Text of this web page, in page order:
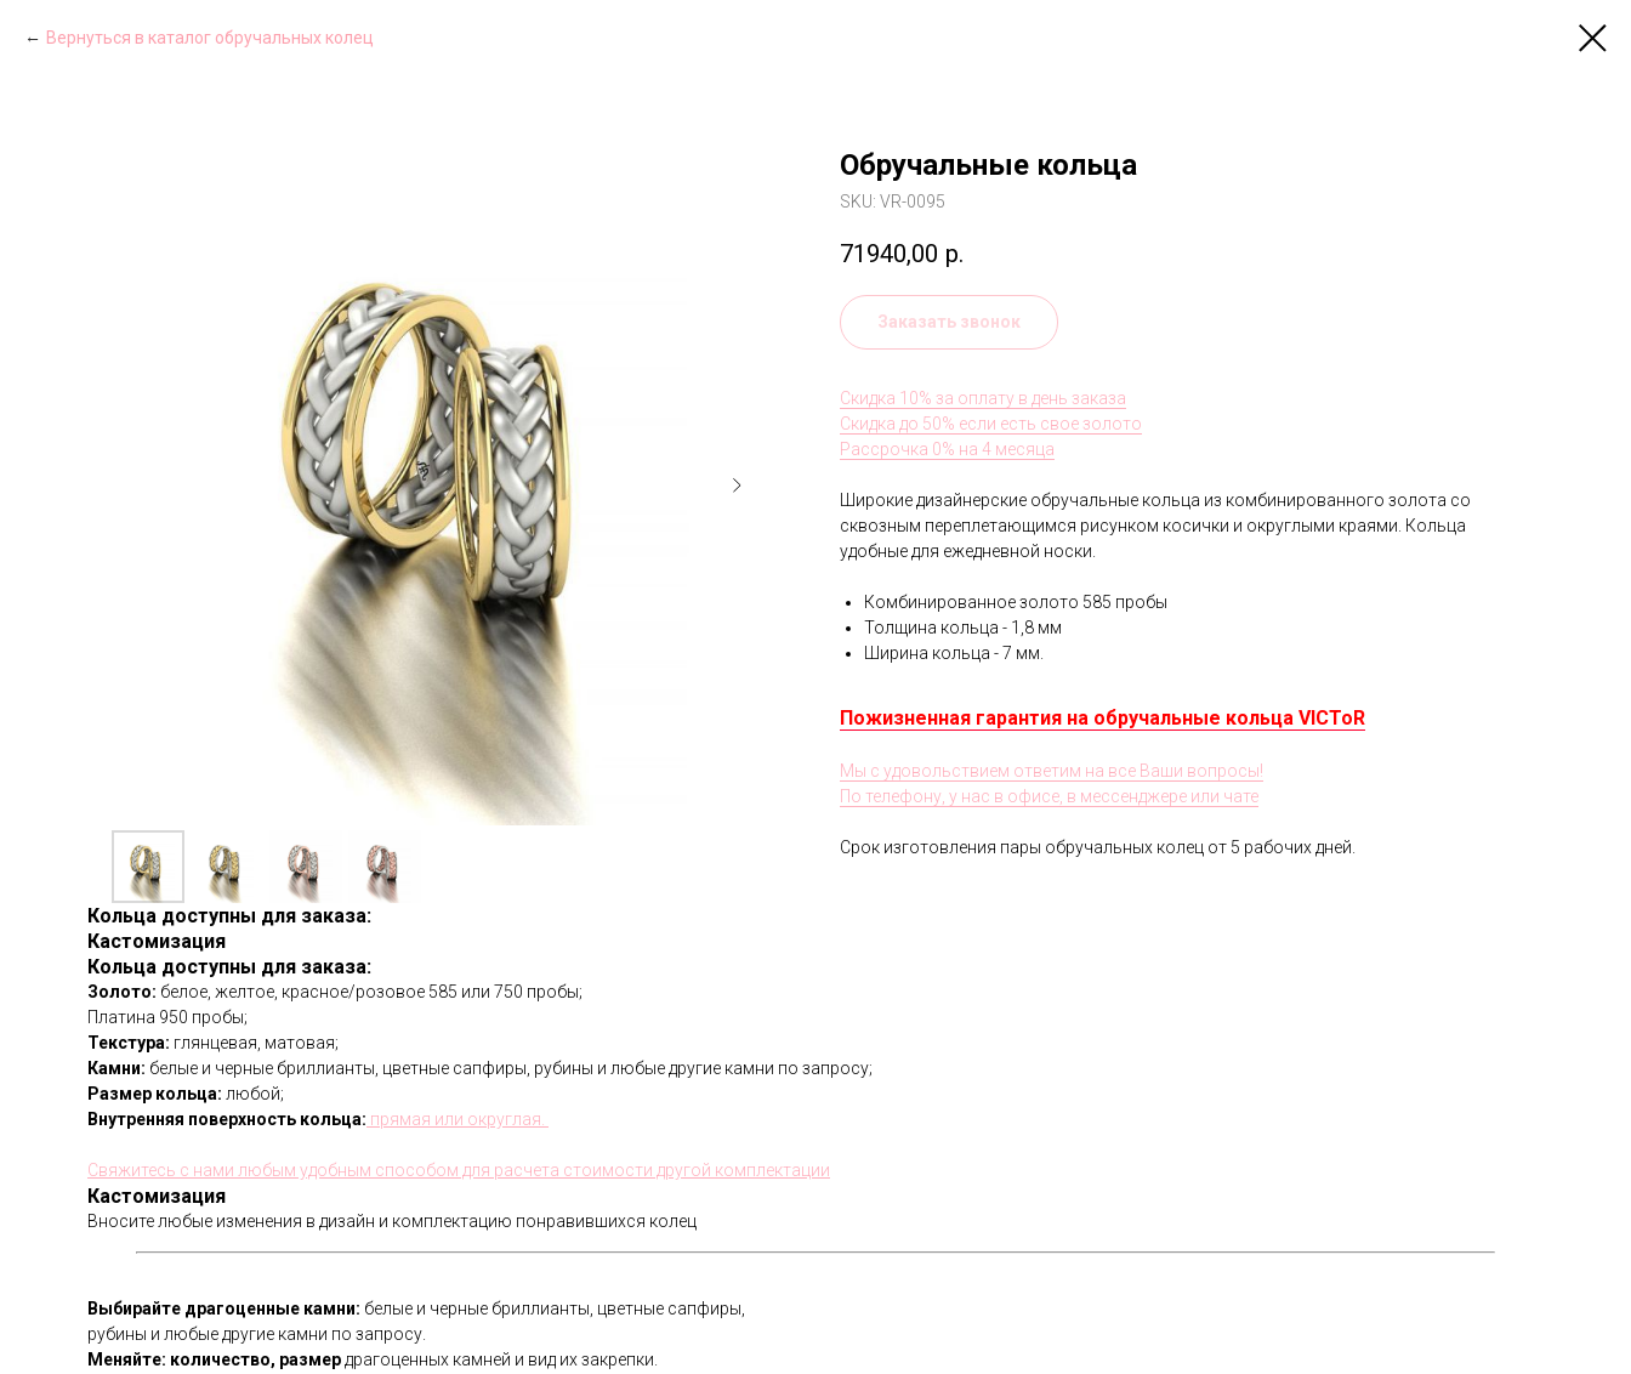
Вернуться в каталог обручальных колец
Обручальные кольца
SKU: VR-0095
71940,00 р.
Заказать звонок
Скидка 10% за оплату в день заказа
Скидка до 50% если есть свое золото
Рассрочка 0% на 4 месяца
Широкие дизайнерские обручальные кольца из комбинированного золота со
сквозным переплетающимся рисунком косички и округлыми краями. Кольца
удобные для ежедневной носки.
Комбинированное золото 585 пробы
Толщина кольца - 1,8 мм
Ширина кольца - 7 мм.
Пожизненная гарантия на обручальные кольца VICToR
Мы с удовольствием ответим на все Ваши вопросы!
По телефону, у нас в офисе, в мессенджере или чате
Срок изготовления пары обручальных колец от 5 рабочих дней.
Кольца доступны для заказа:
Кастомизация
Кольца доступны для заказа:
Золото: белое, желтое, красное/розовое 585 или 750 пробы;
Платина 950 пробы;
Текстура: глянцевая, матовая;
Камни: белые и черные бриллианты, цветные сапфиры, рубины и любые другие камни по запросу;
Размер кольца: любой;
Внутренняя поверхность кольца: прямая или округлая.
Свяжитесь с нами любым удобным способом для расчета стоимости другой комплектации
Кастомизация
Вносите любые изменения в дизайн и комплектацию понравившихся колец
Выбирайте драгоценные камни: белые и черные бриллианты, цветные сапфиры,
рубины и любые другие камни по запросу.
Меняйте: количество, размер драгоценных камней и вид их закрепки.